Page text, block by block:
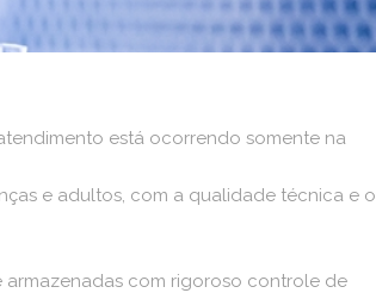
está ocorrendo somente na
e adultos, com a qualidade técnica e o
armazenadas com rigoroso controle de